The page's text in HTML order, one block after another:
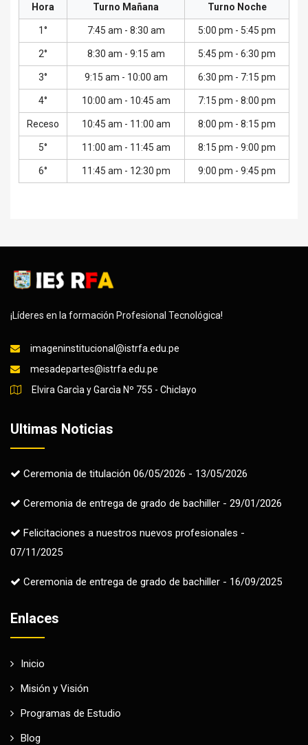
Hora Turno Mañana Turno Noche
1° 7:45 am - 8:30 am 5:00 pm - 5:45 pm
2° 8:30 am - 9:15 am 5:45 pm - 6:30 pm
3° 9:15 am - 10:00 am 6:30 pm - 7:15 pm
4° 10:00 am - 10:45 am 7:15 pm - 8:00 pm
Receso 10:45 am - 11:00 am 8:00 pm - 8:15 pm
5° 11:00 am - 11:45 am 8:15 pm - 9:00 pm
6° 11:45 am - 12:30 pm 9:00 pm - 9:45 pm
¡Líderes en la formación Profesional Tecnológica!
imageninstitucional@istrfa.edu.pe
mesadepartes@istrfa.edu.pe
Elvira Garcìa y Garcìa Nº 755 - Chiclayo
Ultimas Noticias
Ceremonia de titulación 06/05/2026 - 13/05/2026
Ceremonia de entrega de grado de bachiller - 29/01/2026
Felicitaciones a nuestros nuevos profesionales -
07/11/2025
Ceremonia de entrega de grado de bachiller - 16/09/2025
Enlaces
Inicio
Misión y Visión
Programas de Estudio
Blog